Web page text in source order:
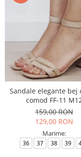
Sandale elegante bej
comod FF-11
159,00 RON
129,00 RON
Marime:
36 37 38 39